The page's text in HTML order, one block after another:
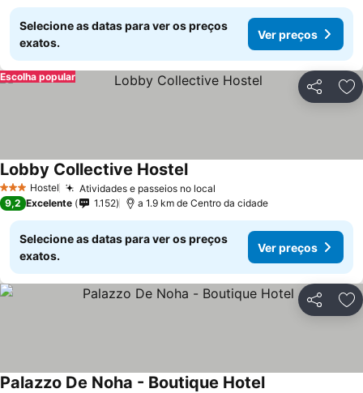
Selecione as datas para ver os preços
exatos.
Ver preços
Partilhar
Escolha popular
3 EstrelasHostel Atividades e passeios no local
Lobby Collective Hostel
9,2 Excelente 1.152 a 1.9 km de Centro da cidade
Selecione as datas para ver os preços
exatos.
Ver preços
Partilhar
Palazzo De Noha - Boutique Hotel